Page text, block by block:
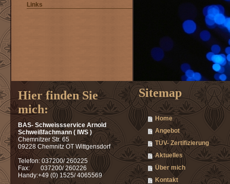
Links
Sitemap
Home
Angebot
TÜV- Zertifizierung
Aktuelles
Über mich
Kontakt
Hier finden Sie
mich:
BAS- Schweissservice Arnold
Schweißfachmann ( IWS )
Chemnitzer Str. 65
09228 Chemnitz OT Wittgensdorf
Telefon: 037200/ 260225
Fax: 037200/ 260226
Handy:+49 (0) 1525/ 4065569